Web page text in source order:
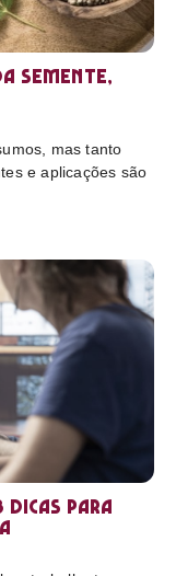
semente,
mas tanto
e aplicações são
para